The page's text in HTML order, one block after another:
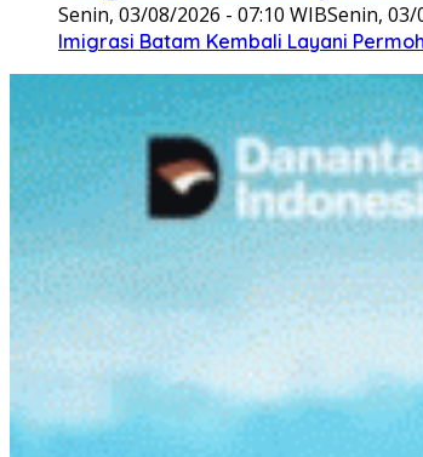
Senin, 03/08/2026 - 07:10 WIBSenin, 03/
Imigrasi Batam Kembali Layani